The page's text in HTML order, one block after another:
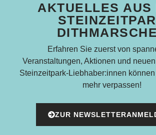
AKTUELLES AUS
Erfahren Sie zuerst von
Veranstaltungen, Aktionen und
Steinzeitpark-Liebhaber:innen
mehr verpassen!
ZUR